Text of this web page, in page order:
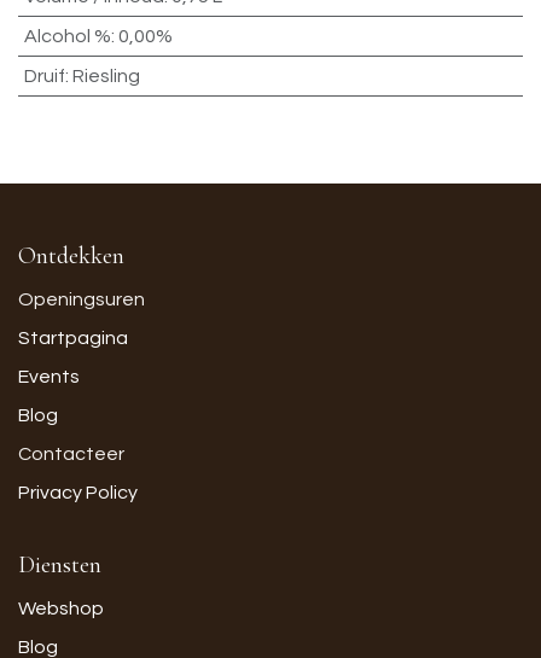
Alcohol %: 0,00%
Druif: Riesling
Ontdekken
Openingsuren
Startpagina
Events
Blog
Contacteer
Privacy Policy
Diensten
Webshop
Blog